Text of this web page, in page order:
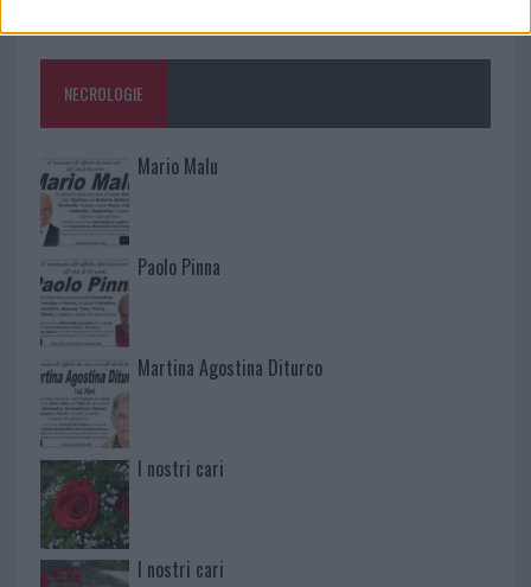
NECROLOGIE
Mario Malu
Paolo Pinna
Martina Agostina Diturco
I nostri cari
I nostri cari